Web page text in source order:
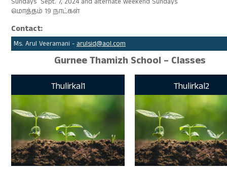
மொத்தம் 19 நாட்கள்
Contact:
Ms. Arul Veeramani -arulsid@aol.com
Gurnee Thamizh School – Classes
Thulirkal1 Thulirkal2